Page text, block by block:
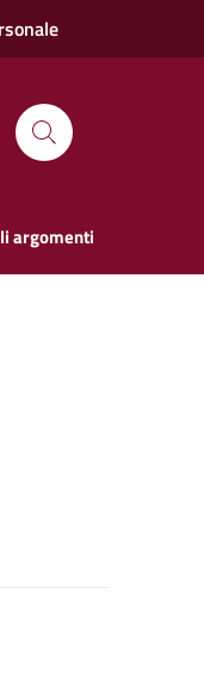
argomenti